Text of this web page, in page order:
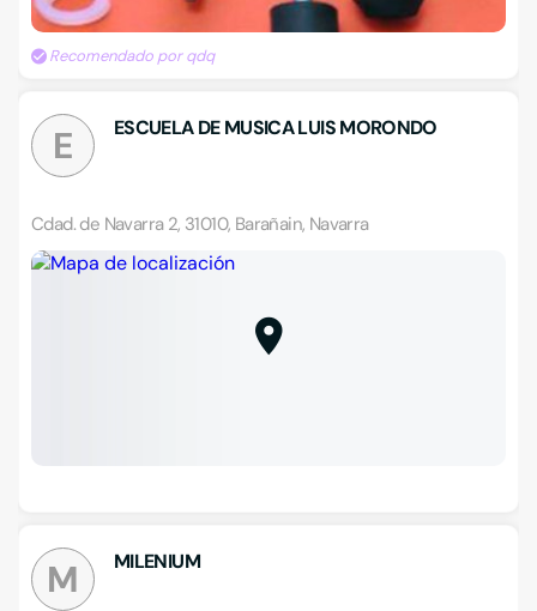
Recomendado por qdq
E ESCUELA DE MUSICA LUIS MORONDO
Cdad. de Navarra 2, 31010, Barañain, Navarra
M MILENIUM